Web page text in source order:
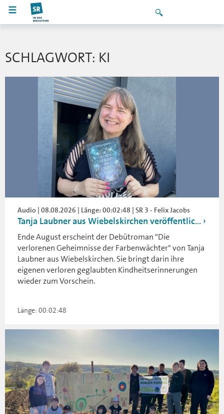
SCHLAGWORT: KI
Audio | 08.08.2026 | Länge: 00:02:48 | SR 3 - Felix Jacobs
Tanja Laubner aus Wiebelskirchen veröffentlic...
Ende August erscheint der Debütroman "Die
verlorenen Geheimnisse der Farbenwächter" von Tanja
Laubner aus Wiebelskirchen. Sie bringt darin ihre
eigenen verloren geglaubten Kindheitserinnerungen
wieder zum Vorschein.
Länge: 00:02:48